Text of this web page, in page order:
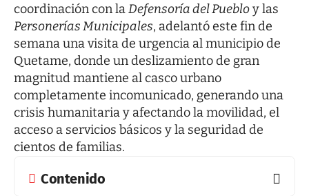
coordinación con laDefensoría del Puebloy las
Personerías Municipales, adelantó este fin de
semana una visita de urgencia al municipio de
Quetame, donde un deslizamiento de gran
magnitud mantiene al casco urbano
completamente incomunicado, generando una
crisis humanitaria y afectando la movilidad, el
acceso a servicios básicos y la seguridad de
cientos de familias.
Contenido